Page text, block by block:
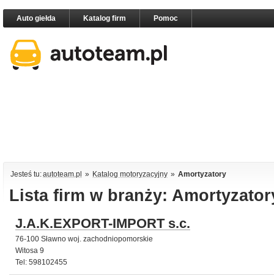
Auto giełda Katalog firm Pomoc
Jesteś tu:autoteam.pl » Katalog motoryzacyjny » Amortyzatory
Lista firm w branży:
J.A.K.EXPORT-IMPORT s.c.
76-100 Sławno woj. zachodniopomorskie
Witosa 9
Tel: 598102455